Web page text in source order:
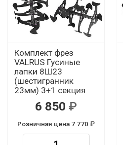
Комплект фрез
VALRUS Гусиные
лапки 8Ш23
(шестигранник
23мм) 3+1 секция
6 850
Розничная цена 7 770